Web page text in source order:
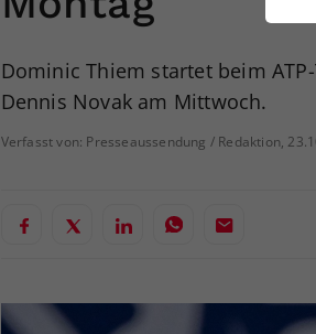
Dominic Thiem startet beim
Dennis Novak am Mittwoch.
Verfasst von: Presseaussendung / Redaktion,